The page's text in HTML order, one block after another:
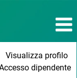
Visualizza profilo
dipendente